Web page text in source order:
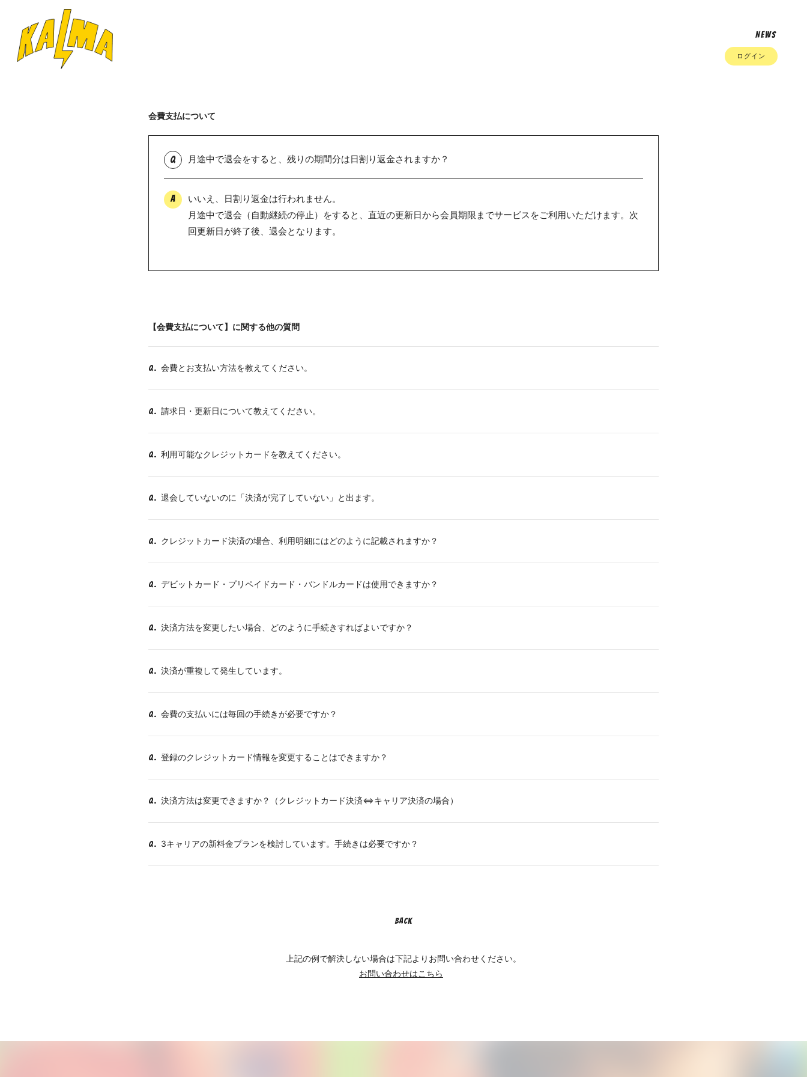
NEWS
ログイン
会費支払について
Q 月途中で退会をすると、残りの期間分は日割り返金されますか？
A
いいえ、日割り返金は行われません。
月途中で退会（自動継続の停止）をすると、直近の更新日から会員期限までサービスをご利用いただけます。次
回更新日が終了後、退会となります。
【会費支払について】に関する他の質問
Q. 会費とお支払い方法を教えてください。
Q. 請求日・更新日について教えてください。
Q. 利用可能なクレジットカードを教えてください。
Q. 退会していないのに「決済が完了していない」と出ます。
Q. クレジットカード決済の場合、利用明細にはどのように記載されますか？
Q. デビットカード・プリペイドカード・バンドルカードは使用できますか？
Q. 決済方法を変更したい場合、どのように手続きすればよいですか？
Q. 決済が重複して発生しています。
Q. 会費の支払いには毎回の手続きが必要ですか？
Q. 登録のクレジットカード情報を変更することはできますか？
Q. 決済方法は変更できますか？（クレジットカード決済⇔キャリア決済の場合）
Q. 3キャリアの新料金プランを検討しています。手続きは必要ですか？
BACK
上記の例で解決しない場合は下記よりお問い合わせください。
お問い合わせはこちら